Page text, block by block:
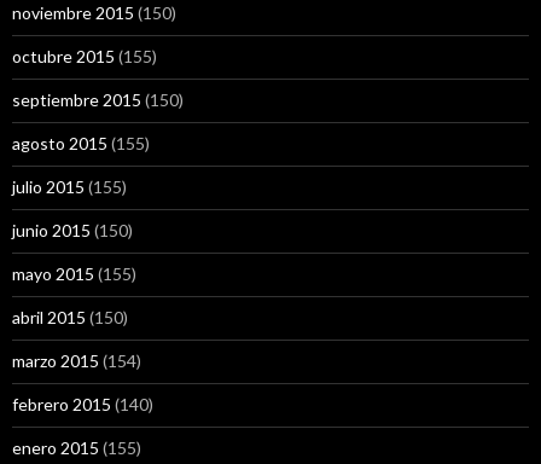
noviembre 2015 (150)
octubre 2015 (155)
septiembre 2015 (150)
agosto 2015 (155)
julio 2015 (155)
junio 2015 (150)
mayo 2015 (155)
abril 2015 (150)
marzo 2015 (154)
febrero 2015 (140)
enero 2015 (155)